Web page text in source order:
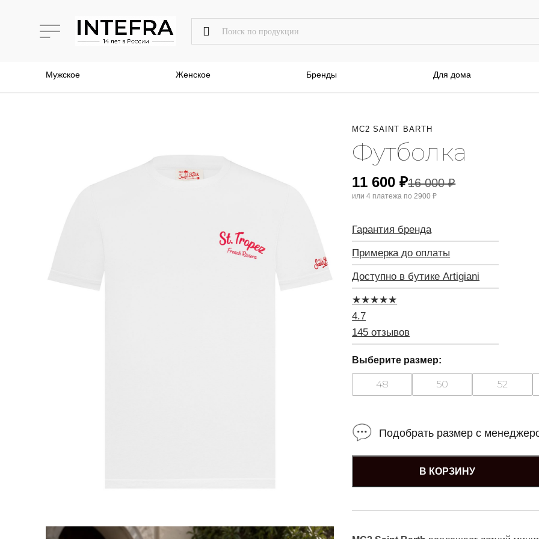
Мужское Женское Бренды Для дома
MC2 SAINT BARTH
Футболка
11 600₽16 000₽
или 4 платежа по2900 ₽
Гарантия бренда
Примерка до оплаты
Доступно в бутике Artigiani
★★★★★
4.7
145 отзывов
Выберите размер:
48 50 52
Подобрать размер с
В КОРЗИНУ